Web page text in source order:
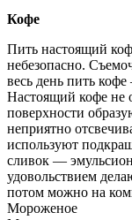
Кофе
Пить настоящий
небезопасно.
весь день пить
Настоящий кофе не
поверхности
неприятно
используют
сливок —
удовольствием
потом можно на
Мороженое